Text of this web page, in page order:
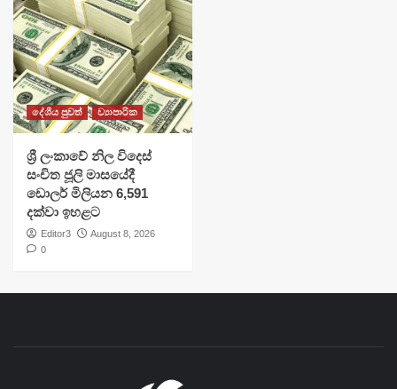
දේශීය පුවත් ව්‍යාපාරික
ශ්‍රී ලංකාවේ නිල විදෙස්
සංචිත ජූලි මාසයේදී
ඩොලර් මිලියන 6,591
දක්වා ඉහළට
Editor3
August 8, 2026
0